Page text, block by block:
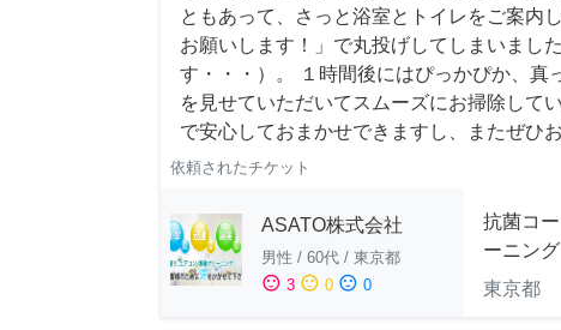
ともあって、さっと浴室とトイレをご案内
お願いします！」で丸投げしてしまいまし
す・・・）。 １時間後にはぴっかぴか、真
を見せていただいてスムーズにお掃除して
で安心しておまかせできますし、またぜひ
依頼されたチケット
ASATO株式会社
男性 / 60代 / 東京都
sentiment_satisfied 3 sentiment_neutral 0 sentiment_dissatisfied 0
抗菌コ
ーニング
東京都